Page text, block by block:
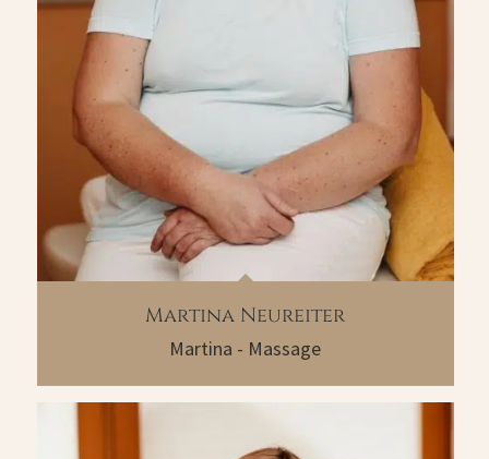
Martina Neureiter
Martina - Massage